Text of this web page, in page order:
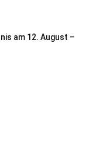
am 12. August –